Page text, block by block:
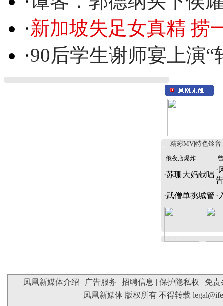
·新加坡失足女真精 捞
·90后学生谢师宴上演“
精彩MV 特色铃音
·俄夜店爆炸 ·
·苏珊大妈献唱
·
告
·武僧单挑城管 ·
凤凰新媒体介绍 | 广告服务 | 招聘信息 | 保护隐私权 | 免责
凤凰新媒体 版权所有 不得转载